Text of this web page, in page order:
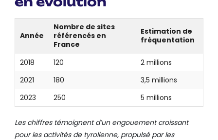
Année
Nombre de sites
référencés en
France
Estimation de
fréquentation
2018 120
2 millions
2021
180
3,5 millions
2023
250 5 millions
Les chiffres témoignent d’un engouement croissant
pour les activités de tyrolienne, propulsé par les